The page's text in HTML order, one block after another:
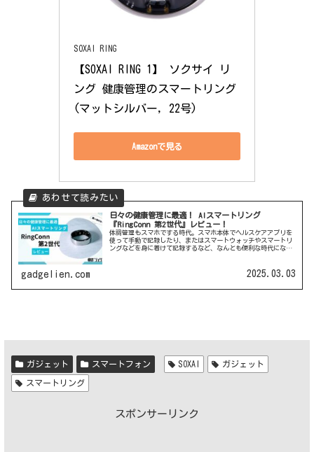
SOXAI RING
【SOXAI RING 1】 ソクサイ リ
ング 健康管理のスマートリング
(マットシルバー, 22号)
Amazonで見る
日々の健康管理に最適！ AIスマートリング
『RingConn 第2世代』レビュー！
体調管理もスマホでする時代。スマホ本体でヘルスケアアプリを
使って手動で記録したり、またはスマートウォッチやスマートリ
ングなどを身に着けて記録するなど、なんとも便利な時代になっ
gadgelien.com 2025.03.03
ガジェット スマートフォン SOXAI ガジェット
スマートリング
スポンサーリンク